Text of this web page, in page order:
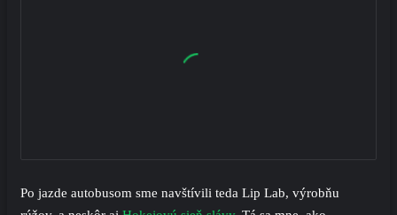
Po jazde autobusom sme navštívili teda Lip Lab, výrobňu